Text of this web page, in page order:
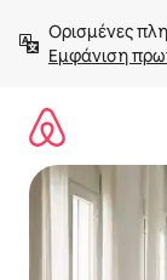
στο
περιεχόμενο
Εμφάνιση